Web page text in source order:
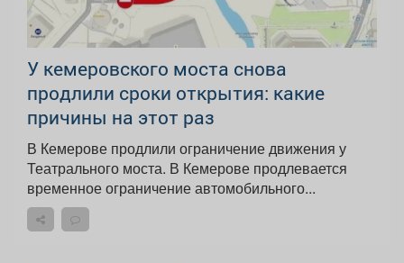
У кемеровского моста снова
продлили сроки открытия: какие
причины на этот раз
В Кемерове продлили ограничение движения у
Театрального моста. В Кемерове продлевается
временное ограничение автомобильного...